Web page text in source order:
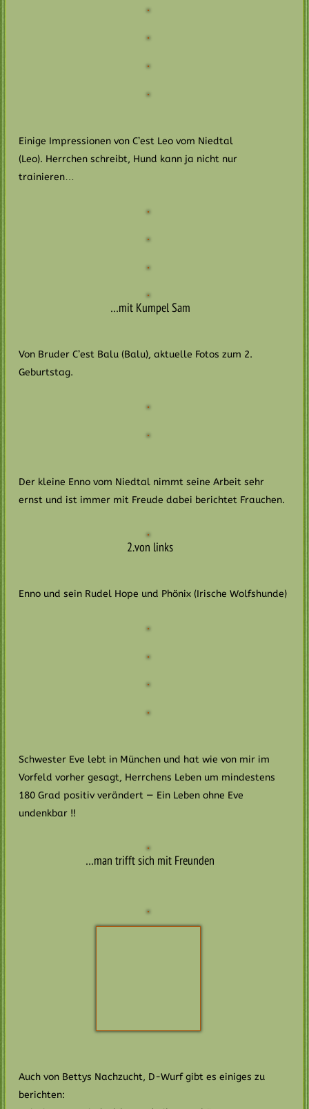
Einige Impressionen von C’est Leo vom Niedtal
(Leo). Herrchen schreibt, Hund kann ja nicht nur
trainieren…
…mit Kumpel Sam
Von Bruder C’est Balu (Balu), aktuelle Fotos zum 2.
Geburtstag.
Der kleine Enno vom Niedtal nimmt seine Arbeit sehr
ernst und ist immer mit Freude dabei berichtet Frauchen.
2.von links
Enno und sein Rudel Hope und Phönix (Irische Wolfshunde)
Schwester Eve lebt in München und hat wie von mir im
Vorfeld vorher gesagt, Herrchens Leben um mindestens
180 Grad positiv verändert — Ein Leben ohne Eve
undenkbar !!
…man trifft sich mit Freunden